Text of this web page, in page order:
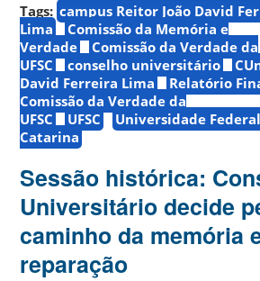
Tags: campus Reitor João David
Lima
Comissão da Memória e
Verdade
Comissão da Verdade da
UFSC
conselho universitário
David Ferreira Lima
Relatório
Comissão da Verdade da
UFSC
UFSC
Universidade
Catarina
Sessão histórica:
Universitário decide
caminho da memória
reparação